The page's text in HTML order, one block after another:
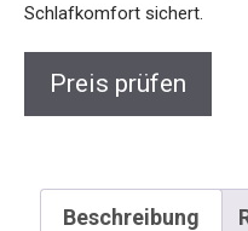
Schlafkomfort sichert.
Preis prüfen
Beschreibung